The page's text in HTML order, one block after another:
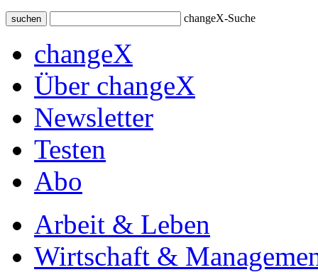
suchen changeX-Suche
changeX
Über changeX
Newsletter
Testen
Abo
Arbeit & Leben
Wirtschaft &